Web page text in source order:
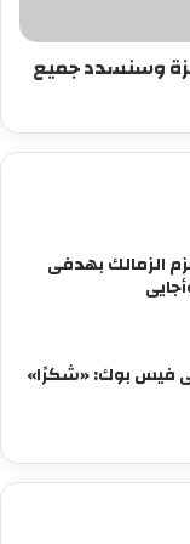
وسنسدد جميع
الزمالك بهدفى
فيس بوك: «شكرًا»